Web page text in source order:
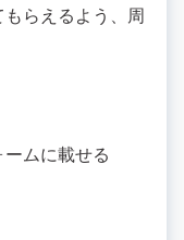
らえるよう、周
ムに載せる